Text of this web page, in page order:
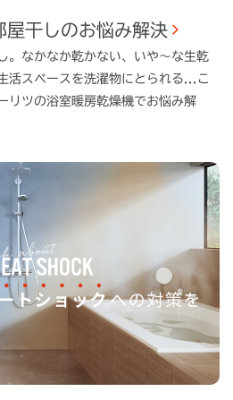
屋干しのお悩み解決
。なかなか乾かない、いや～な生乾
活スペースを洗濯物にとられる...こ
リツの浴室暖房乾燥機でお悩み解